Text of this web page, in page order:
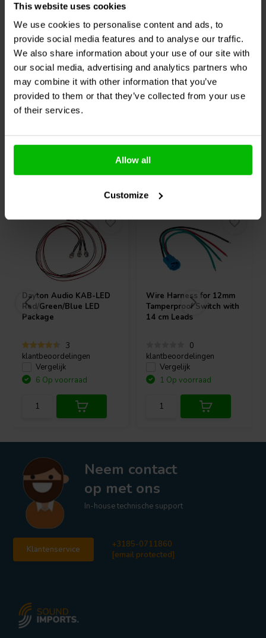
This website uses cookies
We use cookies to personalise content and ads, to
provide social media features and to analyse our traffic.
We also share information about your use of our site with
our social media, advertising and analytics partners who
may combine it with other information that you’ve
provided to them or that they’ve collected from your use
of their services.
Allow all
Customize
QEDPerformance XT25
tweedraads
luidsprekerdraad
klantbeoordelingen
Vergelijk
60 Op voorraad
luidsprekerdraad
klantbeoordelingen
Vergelijk
100+ Op voorraad
Vaak samen gekocht
Dayton Audio KAB-LED
Red/Green/Blue LED
Package
3
klantbeoordelingen
Vergelijk
6 Op voorraad
Wire Harness for 12mm
Tamperproof Switch with
14 cm Leads
0
klantbeoordelingen
Vergelijk
1 Op voorraad
Neem contact
op met ons
In-house technische support
Klantenservice
+3185-0711860
[email protected]